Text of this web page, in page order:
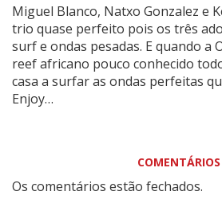
Miguel Blanco, Natxo Gonzalez e
trio quase perfeito pois os três
surf e ondas pesadas. E quando a
reef africano pouco conhecido
casa a surfar as ondas perfeitas
Enjoy…
COMENTÁRIOS
Os comentários estão fechados.